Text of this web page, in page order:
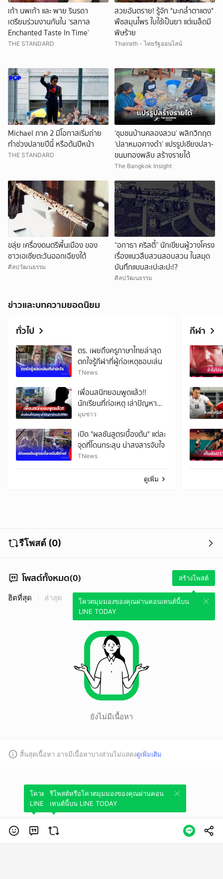
เก้า นพเก้า และ พาย รินรดา
เตรียมร่วมงานกันใน ‘รสกาล
Enchanted Taste In Time’
THE STANDARD
สวยอันตราย! รู้จัก "มะกล่ำตาแดง"
พืชสมุนไพร ใบใช้เป็นยา แต่เมล็ดมี
พิษร้าย
Thairath - ไทยรัฐออนไลน์
Michael ภาค 2 มีโอกาสเริ่มถ่าย
ทำช่วงปลายปีนี้ หรือต้นปีหน้า
THE STANDARD
‘ชุมชนบ้านคลองสวน’ พลิกวิกฤต
‘ปลาหมอคางดำ’ แปรรูปเชียงปลา-
ขนมทองพลับ สร้างรายได้
The Bangkok Insight
ขลุ่ย เครื่องดนตรีพื้นเมือง ของ
ชาวเอเชียตะวันออกเฉียงใต้
ศิลปวัฒนธรรม
“อกาธา คริสตี้” นักเขียนผู้วางโครง
เรื่องแนวสืบสวนสอบสวน ในสมุด
บันทึกแบบสะเปะสะปะ!?
ศิลปวัฒนธรรม
ข่าวและบทความยอดนิยม
ทั่วไป
ตร. เผยถึงครูภาษาไทยล่าสุด
ตกใจรู้กีฬาที่ผู้ก่อเหตุชอบเล่น
TNews
เพื่อนสนิทยอมพูดแล้ว!!
นักเรียนที่ก่อเหตุ เล่าปัญหา
ส่วนตัวให้ฟัง
มุมข่าว
เปิด "ผลชันสูตรเบื้องต้น" แต่ละ
จุดที่โดนกระสุน น่าสงสารจับใจ
TNews
ดูเพิ่ม
กีฬา
รีโพสต์ (0)
โพสต์ทั้งหมด(0) สร้างโพสต์
โควตมุมมองของคุณผ่านคอนเทนต์นี้บน
LINE TODAY
ฮิตที่สุด ล่าสุด
ยังไม่มีเนื้อหา
สิ้นสุดเนื้อหา อาจมีเนื้อหาบางส่วนไม่แสดงดูเพิ่มเติม
โควตมุมมองของคุณผ่านคอนเทนต์นี้บน
LINE TODAY
รีโพสต์หรือโควตมุมมองของคุณผ่านคอน
เทนต์นี้บน LINE TODAY